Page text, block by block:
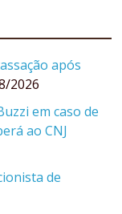
após
2026
em caso de
ao CNJ
de